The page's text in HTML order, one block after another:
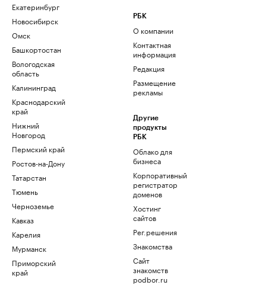
Екатеринбург
Новосибирск
Омск
Башкортостан
Вологодская
область
Калининград
Краснодарский
край
Нижний
Новгород
Пермский край
Ростов-на-Дону
Татарстан
Тюмень
Черноземье
Кавказ
Карелия
Мурманск
Приморский
край
РБК
О компании
Контактная
информация
Редакция
Размещение
рекламы
Другие
продукты
РБК
Облако для
бизнеса
Корпоративный
регистратор
доменов
Хостинг
сайтов
Рег.решения
Знакомства
Сайт
знакомств
podbor.ru